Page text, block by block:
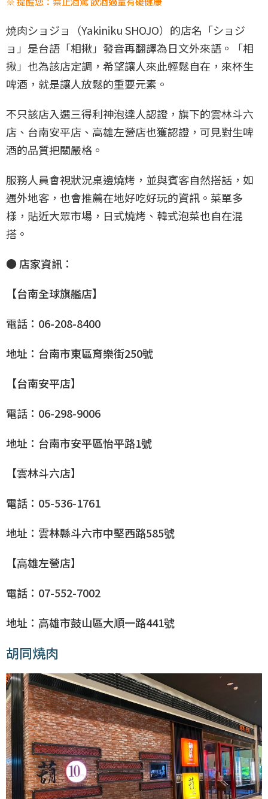
焼肉ショジョ（Yakiniku SHOJO）的店名「ショジ
ョ」是台語「相揪」發音再翻譯為日文外來語。「相
揪」也為該店定調，希望讓人來此輕鬆自在，來杯生
啤酒，就是讓人放鬆的重要元素。
不只該店入選三得利神泡達人認證，旗下的雲林斗六
店、台南安平店、高雄左營店也獲認證，可見對生啤
酒的品質把關嚴格。
服務人員會視狀況桌邊燒烤，並與賓客自然搭話，如
遇外地客，也會推薦在地好吃好玩的資訊。菜單多
樣，貼近大眾市場，日式燒烤、韓式泡菜也自在混
搭。
● 店家資訊：
【台南全球旗艦店】
電話：06-208-8400
地址：台南市東區育樂街250號
【台南安平店】
電話：06-298-9006
地址：台南市安平區怡平路1號
【雲林斗六店】
電話：05-536-1761
地址：雲林縣斗六市中堅西路585號
【高雄左營店】
電話：07-552-7002
地址：高雄市鼓山區大順一路441號
胡同燒肉